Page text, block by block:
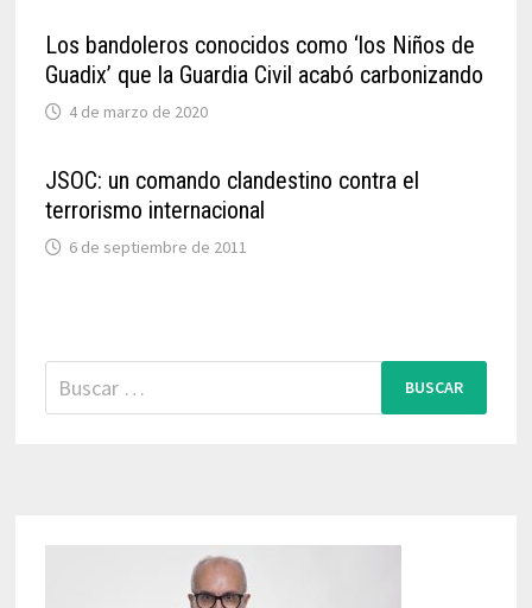
Los bandoleros conocidos como ‘los Niños de
Guadix’ que la Guardia Civil acabó carbonizando
4 de marzo de 2020
JSOC: un comando clandestino contra el
terrorismo internacional
6 de septiembre de 2011
Buscar: